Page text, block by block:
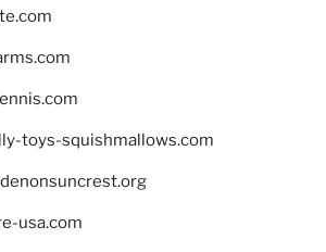
toys-squishmallows.com
usa.com